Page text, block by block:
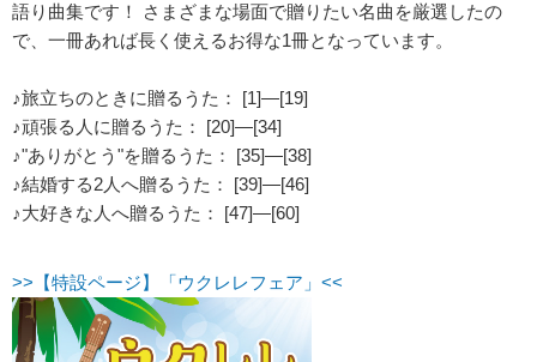
語り曲集です！ さまざまな場面で贈りたい名曲を厳選したの
で、一冊あれば長く使えるお得な1冊となっています。
♪旅立ちのときに贈るうた： [1]―[19]
♪頑張る人に贈るうた： [20]―[34]
♪"ありがとう"を贈るうた： [35]―[38]
♪結婚する2人へ贈るうた： [39]―[46]
♪大好きな人へ贈るうた： [47]―[60]
>>【特設ページ】「ウクレレフェア」<<